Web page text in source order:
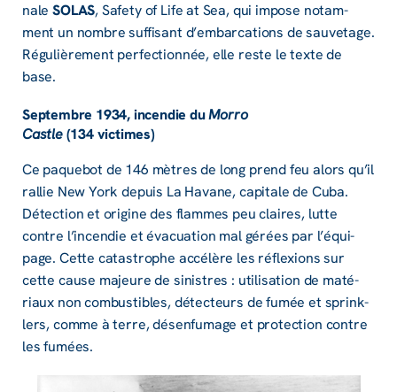
naleSOLAS, Safety of Life at Sea, qui impose notam­­
ment un nombre suffi­­sant d’em­­bar­­ca­­tions de sauve­­tage.
Régu­­liè­­re­­ment perfec­­tion­­née, elle reste le texte de
base.
Septembre 1934, incen­­die duMorro
Castle(134 victimes)
Ce paque­­bot de 146 mètres de long prend feu alors qu’il
rallie New York depuis La Havane, capi­­tale de Cuba.
Détec­­tion et origine des flammes peu claires, lutte
contre l’in­­cen­­die et évacua­­tion mal gérées par l’équi­­
page. Cette catas­­trophe accé­­lère les réflexions sur
cette cause majeure de sinistres : utili­­sa­­tion de maté­­
riaux non combus­­tibles, détec­­teurs de fumée et sprink­­
lers, comme à terre, désen­­fu­­mage et protec­­tion contre
les fumées.